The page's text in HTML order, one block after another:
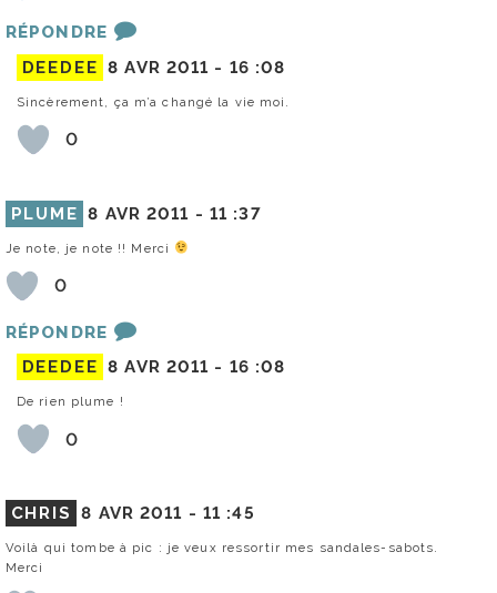
RÉPONDRE
DEEDEE 8 AVR 2011 - 16 :08
Sincèrement, ça m’a changé la vie moi.
0
PLUME 8 AVR 2011 - 11 :37
Je note, je note !! Merci
0
RÉPONDRE
DEEDEE 8 AVR 2011 - 16 :08
De rien plume !
0
CHRIS 8 AVR 2011 - 11 :45
Voilà qui tombe à pic : je veux ressortir mes sandales-sabots.
Merci